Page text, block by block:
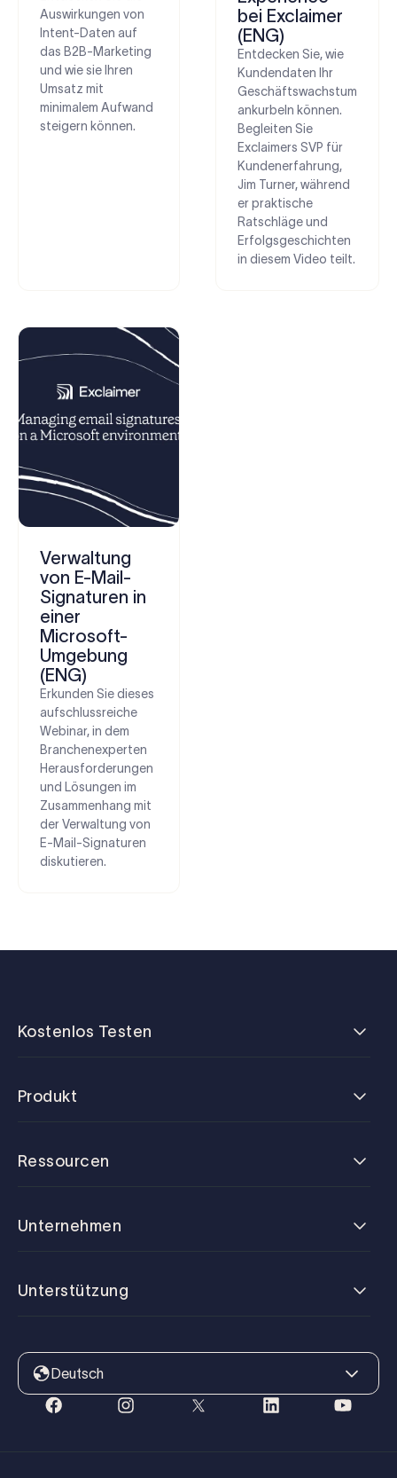
Auswirkungen von
Intent-Daten auf
das B2B-Marketing
und wie sie Ihren
Umsatz mit
minimalem Aufwand
steigern können.
bei Exclaimer
(ENG)
Entdecken Sie, wie
Kundendaten Ihr
Geschäftswachstum
ankurbeln können.
Begleiten Sie
Exclaimers SVP für
Kundenerfahrung,
Jim Turner, während
er praktische
Ratschläge und
Erfolgsgeschichten
in diesem Video teilt.
Verwaltung
von E-Mail-
Signaturen in
einer
Microsoft-
Umgebung
(ENG)
Erkunden Sie dieses
aufschlussreiche
Webinar, in dem
Branchenexperten
Herausforderungen
und Lösungen im
Zusammenhang mit
der Verwaltung von
E-Mail-Signaturen
diskutieren.
Kostenlos Testen
Produkt
Ressourcen
Unternehmen
Unterstützung
Deutsch